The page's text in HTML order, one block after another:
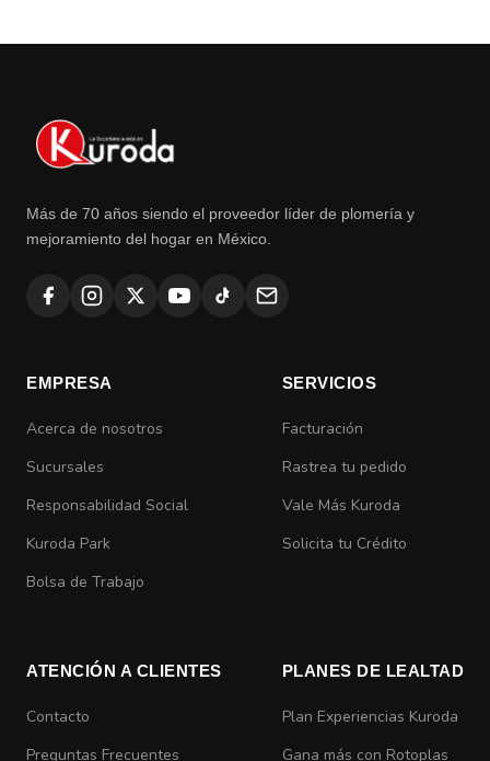
Más de 70 años siendo el proveedor líder de plomería y
mejoramiento del hogar en México.
EMPRESA
Acerca de nosotros
Sucursales
Responsabilidad Social
Kuroda Park
Bolsa de Trabajo
SERVICIOS
Facturación
Rastrea tu pedido
Vale Más Kuroda
Solicita tu Crédito
ATENCIÓN A CLIENTES
Contacto
Preguntas Frecuentes
PLANES DE LEALTAD
Plan Experiencias Kuroda
Gana más con Rotoplas